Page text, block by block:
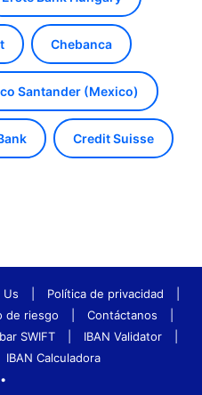
Chebanca
Santander (Mexico)
Credit Suisse
Us Política de privacidad
de riesgo Contáctanos
SWIFT IBAN Validator
IBAN Calculadora
•